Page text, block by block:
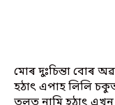
মোৰ দুঃচিন্তা বোৰ
হঠাৎ এপাহ লিলি